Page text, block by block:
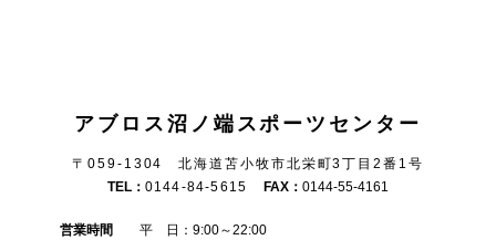
アブロス沼ノ端スポーツセンター
〒059-1304 北海道苫小牧市北栄町3丁目2番1号
TEL： 0144-84-5615 FAX：0144-55-4161
営業時間 平 日：9:00～22:00